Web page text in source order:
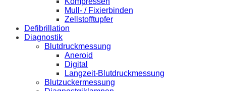
Mull- / Fixierbinden
Zellstofftupfer
Defibrillation
Diagnostik
Blutdruckmessung
Aneroid
Digital
Langzeit-Blutdruckmessung
Blutzuckermessung